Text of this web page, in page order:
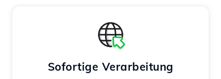
Sofortige Verarbeitung